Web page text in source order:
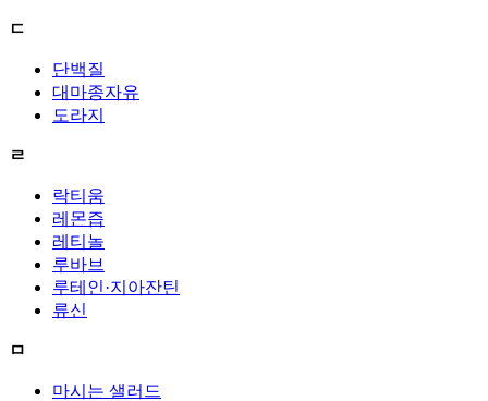
ㄷ
단백질
대마종자유
도라지
ㄹ
락티움
레몬즙
레티놀
루바브
루테인·지아잔틴
류신
ㅁ
마시는 샐러드